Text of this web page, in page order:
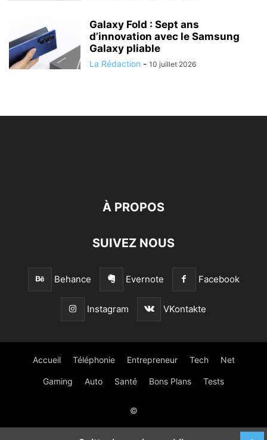
Galaxy Fold : Sept ans
d’innovation avec le Samsung
Galaxy pliable
La Rédaction - 10 juillet 2026
À PROPOS
SUIVEZ NOUS
Behance Evernote Facebook
Instagram VKontakte
Accueil Téléphonie Entrepreneur Tech Net
Gaming Auto Santé Bons Plans Tests
©